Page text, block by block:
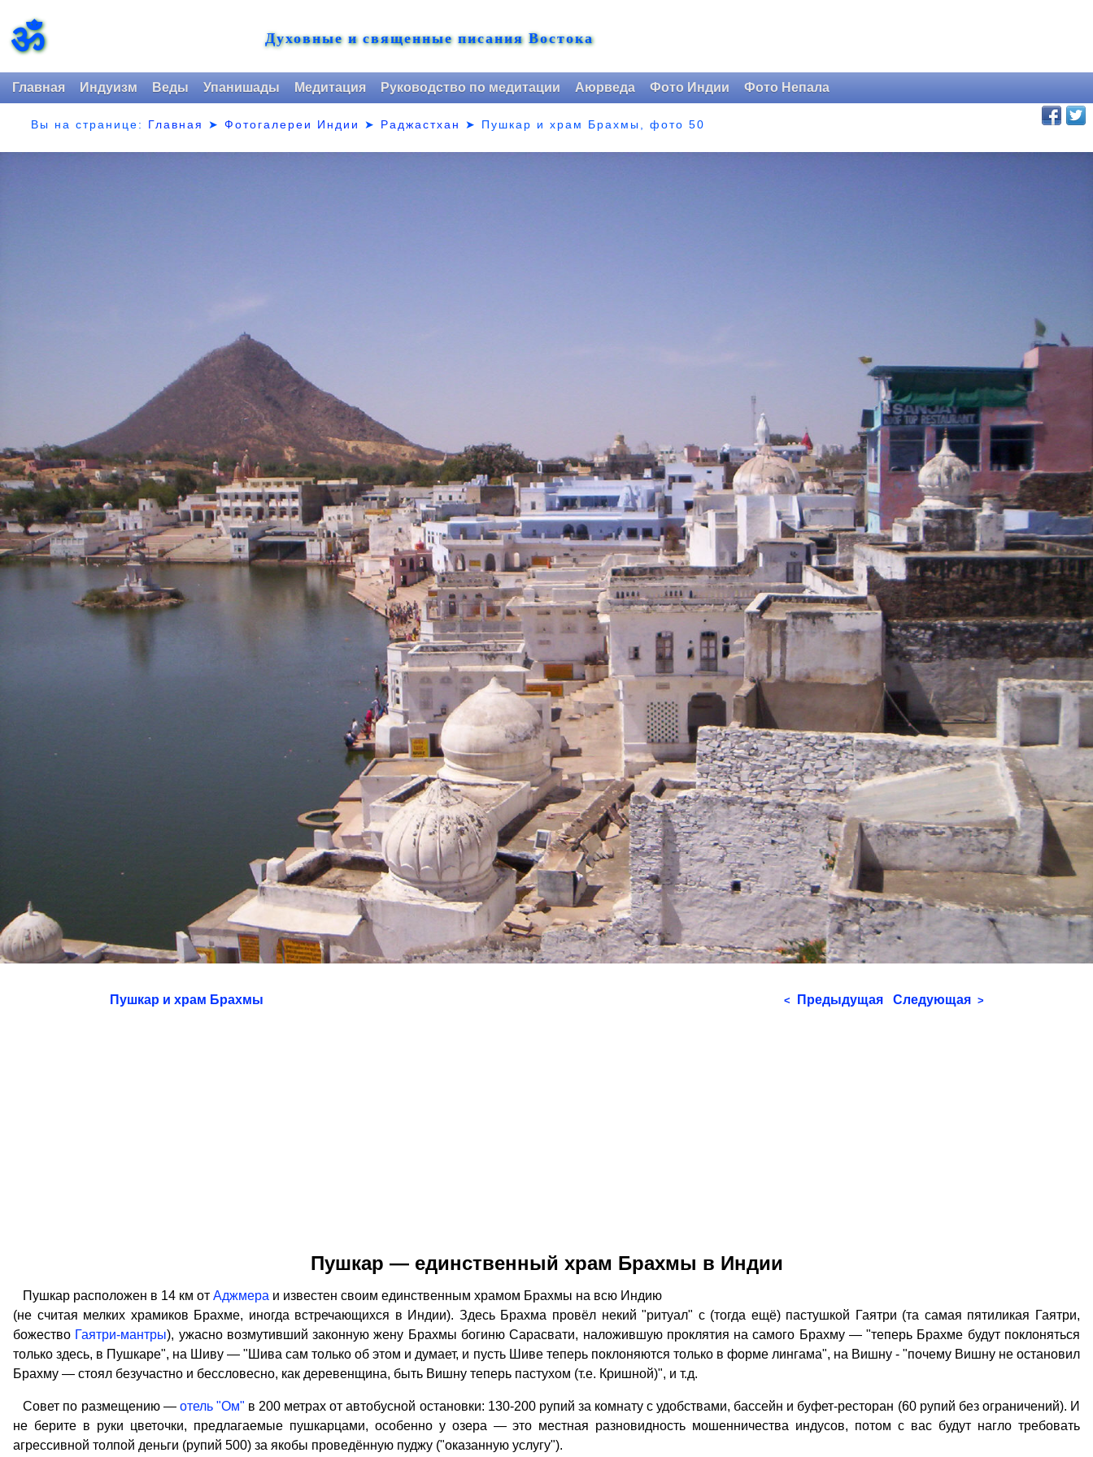
ॐ Духовные и священные писания Востока
Главная Индуизм Веды Упанишады Медитация Руководство по медитации Аюрведа Фото Индии Фото Непала
Вы на странице: Главная ➤Фотогалереи Индии ➤ Раджастхан ➤ Пушкар и храм Брахмы, фото 50
Пушкар и храм Брахмы < Предыдущая Следующая >
Пушкар — единственный храм Брахмы в Индии
Пушкар расположен в 14 км от Аджмера и известен своим единственным храмом Брахмы на всю Индию
(не считая мелких храмиков Брахме, иногда встречающихся в Индии). Здесь Брахма провёл некий "ритуал" с (тогда ещё) пастушкой Гаятри (та самая пятиликая Гаятри,
божество Гаятри-мантры), ужасно возмутивший законную жену Брахмы богиню Сарасвати, наложившую проклятия на самого Брахму — "теперь Брахме будут поклоняться
только здесь, в Пушкаре", на Шиву — "Шива сам только об этом и думает, и пусть Шиве теперь поклоняются только в форме лингама", на Вишну - "почему Вишну не остановил
Брахму — стоял безучастно и бессловесно, как деревенщина, быть Вишну теперь пастухом (т.е. Кришной)", и т.д.
Совет по размещению — отель "Ом" в 200 метрах от автобусной остановки: 130-200 рупий за комнату с удобствами, бассейн и буфет-ресторан (60 рупий без ограничений). И
не берите в руки цветочки, предлагаемые пушкарцами, особенно у озера — это местная разновидность мошенничества индусов, потом с вас будут нагло требовать
агрессивной толпой деньги (рупий 500) за якобы проведённую пуджу ("оказанную услугу").